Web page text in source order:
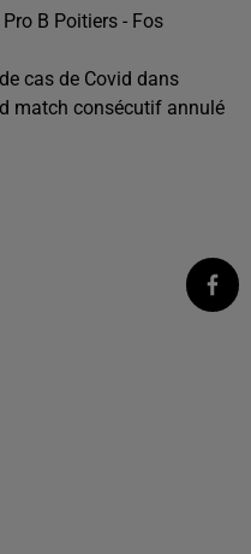
B Poitiers - Fos
cas de Covid dans
match consécutif annulé